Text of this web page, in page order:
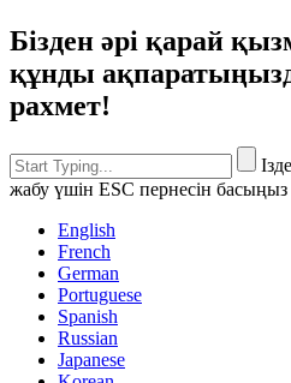
Бізден әрі қарай
құнды
рахмет!
жабу үшін ESC пернесін басыңыз
English
French
German
Portuguese
Spanish
Russian
Japanese